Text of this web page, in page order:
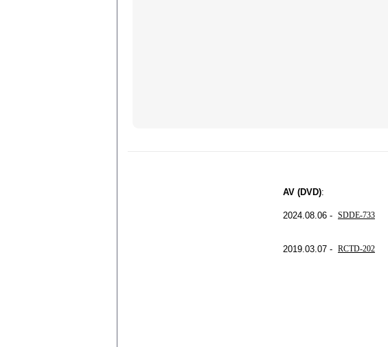
AV (DVD):
2024.08.06 - SDDE-733
2019.03.07 - RCTD-202